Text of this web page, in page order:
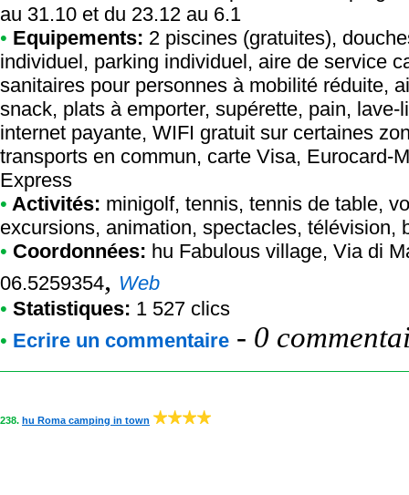
au 31.10 et du 23.12 au 6.1
• Equipements: 2 piscines (gratuites),
individuel, parking individuel, aire de service
sanitaires pour personnes à mobilité réduite,
snack, plats à emporter, supérette, pain,
internet payante, WIFI gratuit sur certaines
transports en commun, carte Visa, Eurocard-
Express
• Activités: minigolf, tennis, tennis de table,
excursions, animation, spectacles, télévision,
• Coordonnées: hu Fabulous village, Via di
06.5259354, Web
• Statistiques: 1 527 clics
• Ecrire un commentaire - 0
238. hu Roma camping in town